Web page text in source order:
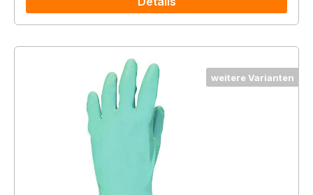
weitere Varianten